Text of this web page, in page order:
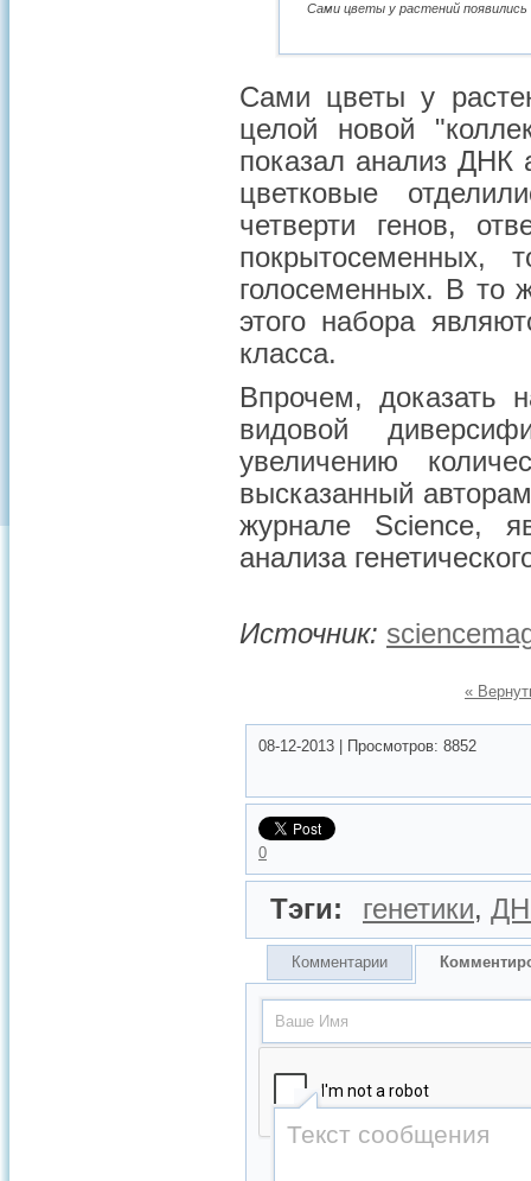
Сами цветы у растений появились
Сами цветы у
целой новой
показал анализ ДНК
цветковые
четверти генов,
покрытосеменных,
голосеменных. В то
этого набора
класса.
Впрочем, доказать
видовой
увеличению
высказанный
журнале Science,
анализа
Источник:
«
08-12-2013 Просмотров: 8852
0
Тэги: генетики,
Комментарии